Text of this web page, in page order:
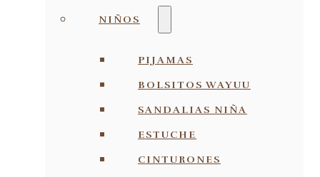
NIÑOS
PIJAMAS
BOLSITOS WAYUU
SANDALIAS NIÑA
ESTUCHE
CINTURONES